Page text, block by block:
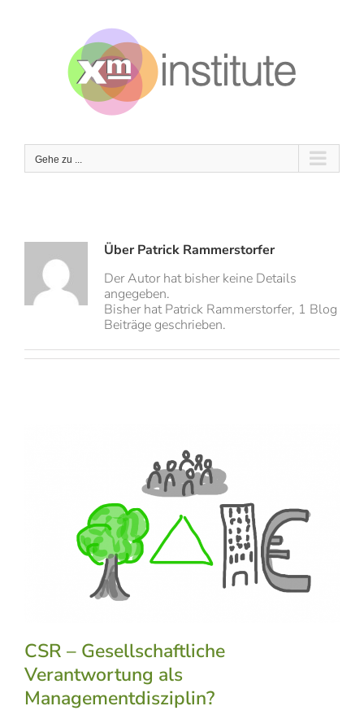
Gehe zu ...
Über Patrick Rammerstorfer
Der Autor hat bisher keine Details
angegeben.
Bisher hat Patrick Rammerstorfer, 1 Blog
Beiträge geschrieben.
CSR – Gesellschaftliche
Verantwortung als
Managementdisziplin?